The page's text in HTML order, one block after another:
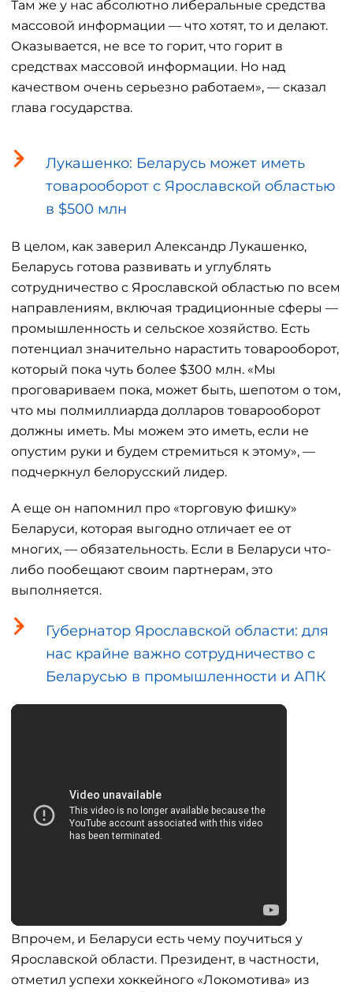
Там же у нас абсолютно либеральные средства
массовой информации — что хотят, то и делают.
Оказывается, не все то горит, что горит в
средствах массовой информации. Но над
качеством очень серьезно работаем», — сказал
глава государства.
Лукашенко: Беларусь может иметь
товарооборот с Ярославской областью
в $500 млн
В целом, как заверил Александр Лукашенко,
Беларусь готова развивать и углублять
сотрудничество с Ярославской областью по всем
направлениям, включая традиционные сферы —
промышленность и сельское хозяйство. Есть
потенциал значительно нарастить товарооборот,
который пока чуть более $300 млн. «Мы
проговариваем пока, может быть, шепотом о том,
что мы полмиллиарда долларов товарооборот
должны иметь. Мы можем это иметь, если не
опустим руки и будем стремиться к этому», —
подчеркнул белорусский лидер.
А еще он напомнил про «торговую фишку»
Беларуси, которая выгодно отличает ее от
многих, — обязательность. Если в Беларуси что-
либо пообещают своим партнерам, это
выполняется.
Губернатор Ярославской области: для
нас крайне важно сотрудничество с
Беларусью в промышленности и АПК
Впрочем, и Беларуси есть чему поучиться у
Ярославской области. Президент, в частности,
отметил успехи хоккейного «Локомотива» из